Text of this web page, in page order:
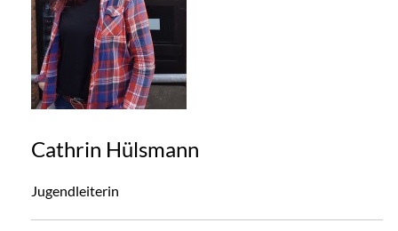
Cathrin Hülsmann
Jugendleiterin